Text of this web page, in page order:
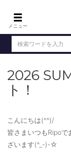
メニュー
ログイン （新規会
MENS : メンズ
PANTS : パ
TOPS : トッ
2026
ト！
こんにちは(^^)/
皆さまいつもRipo
ざいます(^_-)-☆